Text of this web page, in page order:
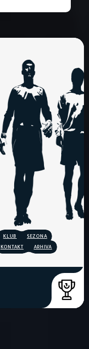
KLUB
SEZONA
KONTAKT ARHIVA